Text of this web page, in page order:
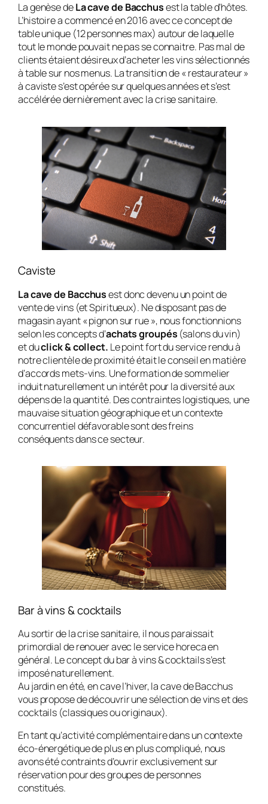
La genèse deLa cave de Bacchusest la table d’hôtes.
L’histoire a commencé en 2016 avec ce concept de
table unique (12 personnes max) autour de laquelle
tout le monde pouvait ne pas se connaitre. Pas mal de
clients étaient désireux d’acheter les vins sélectionnés
à table sur nos menus. La transition de « restaurateur »
à caviste s’est opérée sur quelques années et s’est
accélérée dernièrement avec la crise sanitaire.
Caviste
La cave de Bacchusest donc devenu un point de
vente de vins (et Spiritueux). Ne disposant pas de
magasin ayant « pignon sur rue », nous fonctionnions
selon les concepts d’achats groupés (salons du vin)
et duclick & collect. Le point fort du service rendu à
notre clientèle de proximité était le conseil en matière
d’accords mets-vins. Une formation de sommelier
induit naturellement un intérêt pour la diversité aux
dépens de la quantité. Des contraintes logistiques, une
mauvaise situation géographique et un contexte
concurrentiel défavorable sont des freins
conséquents dans ce secteur.
Bar à vins & cocktails
Au sortir de la crise sanitaire, il nous paraissait
primordial de renouer avec le service horeca en
général. Le concept du bar à vins & cocktails s’est
imposé naturellement.
Au jardin en été, en cave l’hiver, la cave de Bacchus
vous propose de découvrir une sélection de vins et des
cocktails (classiques ou originaux).
En tant qu’activité complémentaire dans un contexte
éco-énergétique de plus en plus compliqué, nous
avons été contraints d’ouvrir exclusivement sur
réservation pour des groupes de personnes
constitués.